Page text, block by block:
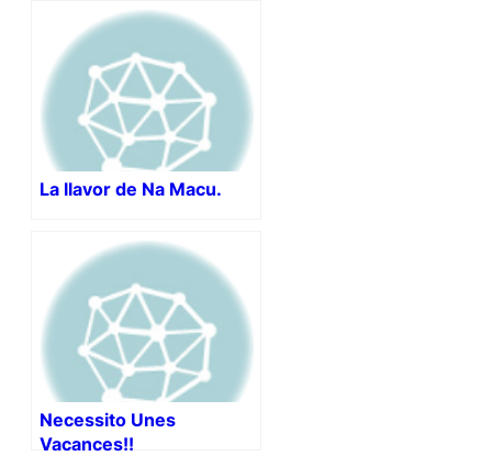
La llavor de Na Macu.
Necessito Unes
Vacances!!